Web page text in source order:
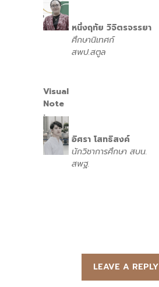
หนึ่งฤทัย วิจิตรจรรยา
ศึกษานิเทศก์
สพป.สตูล
Visual
Note
:
อิศรา โสทธิสงค์
นักวิชาการศึกษา สบน.
สพฐ.
LEAVE A REPLY